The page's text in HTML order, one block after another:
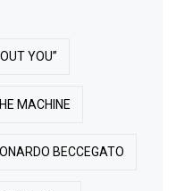
YOU”
MACHINE
BECCEGATO